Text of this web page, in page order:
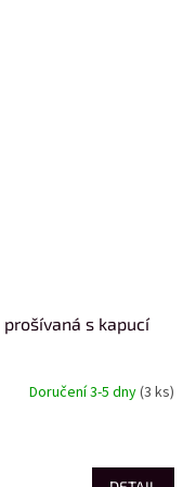
prošívaná s kapucí
Doručení 3-5 dny(3 ks)